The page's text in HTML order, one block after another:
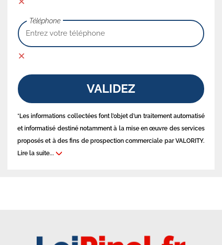
Téléphone
VALIDEZ
*Les informations collectées font l’objet d’un traitement automatisé
et informatisé destiné notamment à la mise en œuvre des services
proposés et à des fins de prospection commerciale par VALORITY.
Lire la suite...